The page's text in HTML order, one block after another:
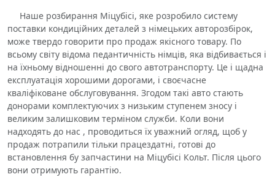
Наше розбирання Міцубісі, яке розробило систему
поставки кондиційних деталей з німецьких авторозбірок,
може твердо говорити про продаж якісного товару. По
всьому світу відома педантичність німців, яка відбивається і
на їхньому відношенні до свого автотранспорту. Це і щадна
експлуатація хорошими дорогами, і своєчасне
кваліфіковане обслуговування. Згодом такі авто стають
донорами комплектуючих з низьким ступенем зносу і
великим залишковим терміном служби. Коли вони
надходять до нас , проводиться їх уважний огляд, щоб у
продаж потрапили тільки працездатні, готові до
встановлення бу запчастини на Міцубісі Кольт. Після цього
вони отримують гарантію.